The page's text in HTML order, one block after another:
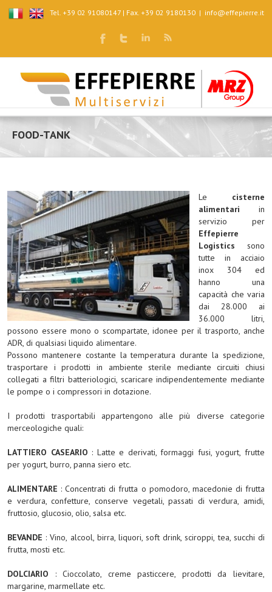
Tel. +39 02 91080147 | Fax. +39 02 9180130 | info@effepierre.it
FOOD-TANK
Le cisterne
alimentari in
servizio per
Effepierre
Logistics sono
tutte in acciaio
inox 304 ed
hanno una
capacità che varia
dai 28.000 ai
36.000 litri,
possono essere mono o scompartate, idonee per il trasporto, anche
ADR, di qualsiasi liquido alimentare.
Possono mantenere costante la temperatura durante la spedizione,
trasportare i prodotti in ambiente sterile mediante circuiti chiusi
collegati a filtri batteriologici, scaricare indipendentemente mediante
le pompe o i compressori in dotazione.
I prodotti trasportabili appartengono alle più diverse categorie
merceologiche quali:
LATTIERO CASEARIO : Latte e derivati, formaggi fusi, yogurt, frutte
per yogurt, burro, panna siero etc.
ALIMENTARE : Concentrati di frutta o pomodoro, macedonie di frutta
e verdura, confetture, conserve vegetali, passati di verdura, amidi,
fruttosio, glucosio, olio, salsa etc.
BEVANDE : Vino, alcool, birra, liquori, soft drink, sciroppi, tea, succhi di
frutta, mosti etc.
DOLCIARIO : Cioccolato, creme pasticcere, prodotti da lievitare,
margarine, marmellate etc.